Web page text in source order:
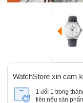
WatchStore xin cam
1 đổi 1 trong
tiên nếu sản